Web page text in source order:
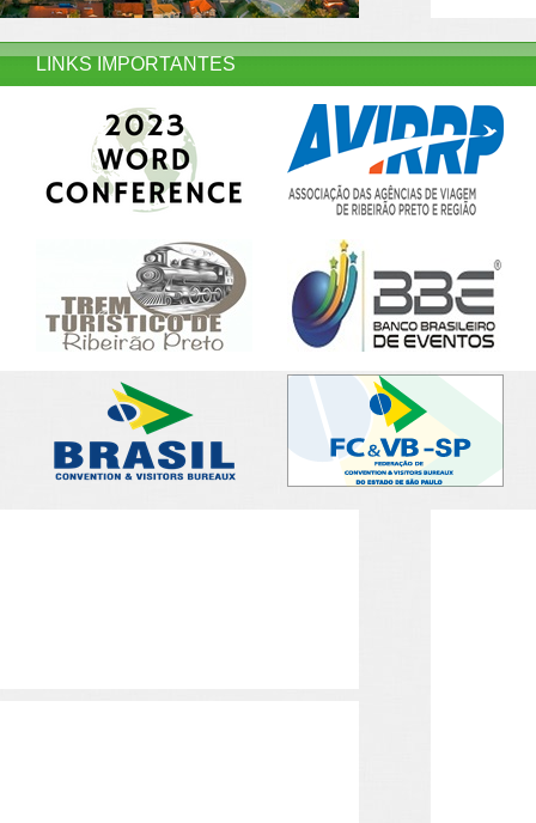
LINKS IMPORTANTES